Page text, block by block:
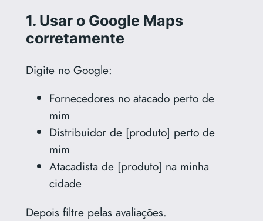
1. Usar o Google Maps
corretamente
Digite no Google:
Fornecedores no atacado perto de
mim
Distribuidor de [produto] perto de
mim
Atacadista de [produto] na minha
cidade
Depois filtre pelas avaliações.